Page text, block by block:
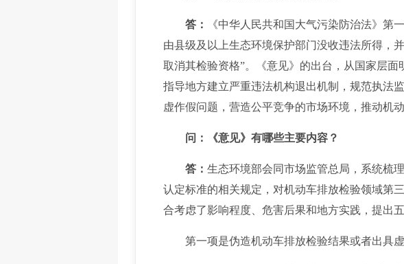
答：
《中华人民共和国大气污染防治法》第
由县级及以上生态环境保护部门没收违法所得，
取消其检验资格”。《意见》的出台，从国家层
指导地方建立严重违法机构退出机制，规范执法
虚作假问题，营造公平竞争的市场环境，推动机
问：《意见》有哪些主要内容？
答： 生态环境部会同市场监管总局，系统梳
认定标准的相关规定，对机动车排放检验领域第
合考虑了影响程度、危害后果和地方实践，提出五
第一项是伪造机动车排放检验结果或者出具虚